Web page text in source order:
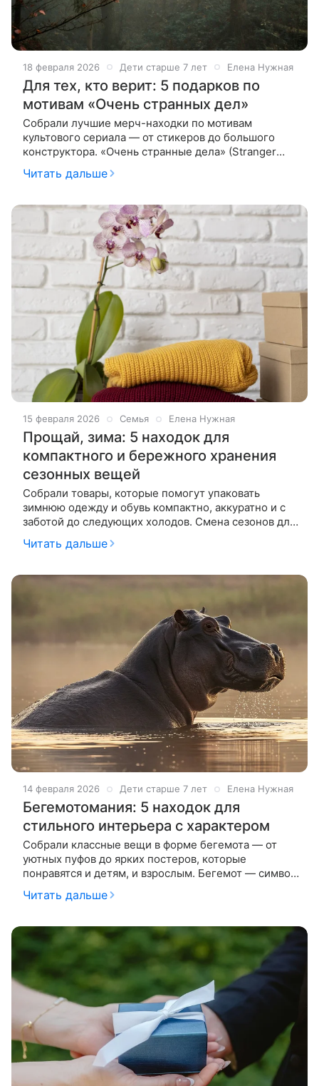
18 февраля 2026 Дети старше 7 лет Елена Нужная
Для тех, кто верит: 5 подарков по
мотивам «Очень странных дел»
Собрали лучшие мерч-находки по мотивам
культового сериала — от стикеров до большого
конструктора. «Очень странные дела» (Stranger
фантастики с ностальгией по
Читать дальше
15 февраля 2026 Семья Елена Нужная
Прощай, зима: 5 находок для
компактного и бережного хранения
сезонных вещей
Собрали товары, которые помогут упаковать
зимнюю одежду и обувь компактно, аккуратно и с
заботой до следующих холодов. Смена сезонов для
родителей — это не только обновление детского
гардероба, но и головная
Читать дальше
14 февраля 2026 Дети старше 7 лет Елена Нужная
Бегемотомания: 5 находок для
стильного интерьера с характером
Собрали классные вещи в форме бегемота — от
уютных пуфов до ярких постеров, которые
понравятся и детям, и взрослым. Бегемот — символ
спокойствия, добродушия и неожиданной грации. В
интерьере фигурки и
Читать дальше